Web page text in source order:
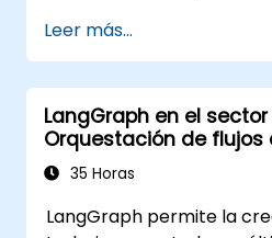
Leer más...
LangGraph en el
Orquestación de
entornos regulados
35 Horas
LangGraph permite la